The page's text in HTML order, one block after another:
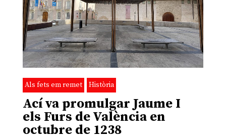
Als fets em remet Història
Ací va promulgar Jaume I
els Furs de València en
octubre de 1238